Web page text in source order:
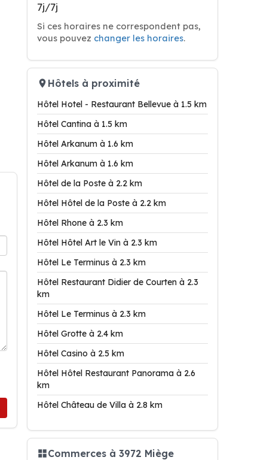
7j/7j
Si ces horaires ne correspondent pas,
vous pouvez changer les horaires.
Hôtels à proximité
Hôtel Hotel - Restaurant Bellevue à 1.5 km
Hôtel Cantina à 1.5 km
Hôtel Arkanum à 1.6 km
Hôtel Arkanum à 1.6 km
Hôtel de la Poste à 2.2 km
Hôtel Hôtel de la Poste à 2.2 km
Hôtel Rhone à 2.3 km
Hôtel Hôtel Art le Vin à 2.3 km
Hôtel Le Terminus à 2.3 km
Hôtel Restaurant Didier de Courten à 2.3
km
Hôtel Le Terminus à 2.3 km
Hôtel Grotte à 2.4 km
Hôtel Casino à 2.5 km
Hôtel Hôtel Restaurant Panorama à 2.6
km
Hôtel Château de Villa à 2.8 km
Commerces à 3972 Miège